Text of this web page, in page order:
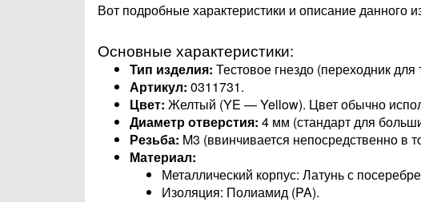
Вот подробные характеристики и описание данного
Основные характеристики:
Тип изделия: Тестовое гнездо (переходник для
Артикул: 0311731.
Цвет: Желтый (YE — Yellow). Цвет обычно
Диаметр отверстия: 4 мм (стандарт для
Резьба: M3 (ввинчивается непосредственно
Материал:
Металлический корпус: Латунь с
Изоляция: Полиамид (PA).